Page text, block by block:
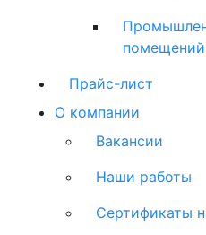
помещений
Прайс-лист
О компании
Вакансии
Наши работы
Сертификаты